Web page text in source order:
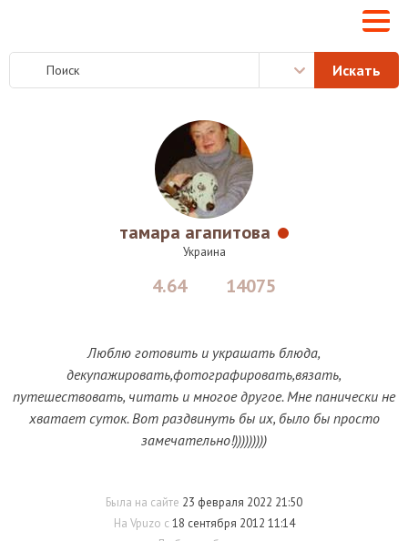
тамара агапитова
Украина
4.64 14075
Люблю готовить и украшать блюда,
декупажировать,фотографировать,вязать,
путешествовать, читать и многое другое. Мне панически не
хватает суток. Вот раздвинуть бы их, было бы просто
замечательно!)))))))))
Была на сайте 23 февраля 2022 21:50
На Vpuzo с18 сентября 2012 11:14